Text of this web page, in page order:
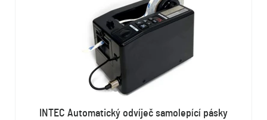
INTEC Automatický odvíječ samolepící pásky